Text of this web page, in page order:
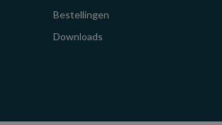
Bestellingen
Downloads